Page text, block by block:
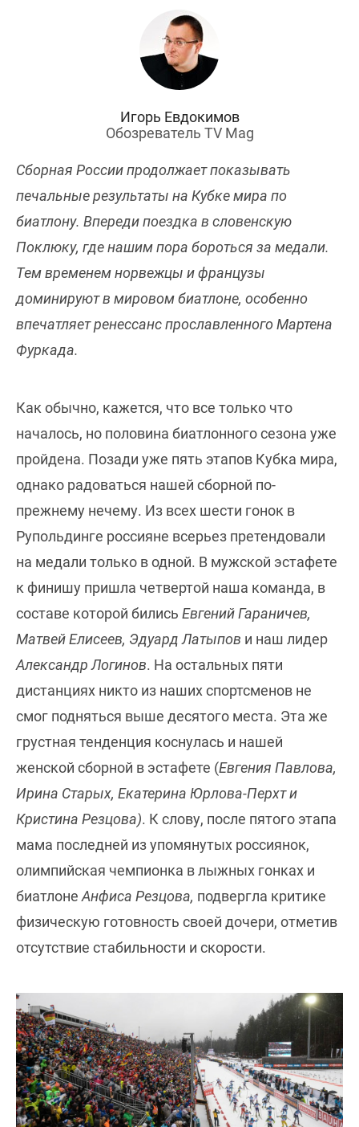
Игорь Евдокимов
Обозреватель TV Mag
Сборная России продолжает показывать
печальные результаты на Кубке мира по
биатлону. Впереди поездка в словенскую
Поклюку, где нашим пора бороться за медали.
Тем временем норвежцы и французы
доминируют в мировом биатлоне, особенно
впечатляет ренессанс прославленного Мартена
Фуркада.
Как обычно, кажется, что все только что
началось, но половина биатлонного сезона уже
пройдена. Позади уже пять этапов Кубка мира,
однако радоваться нашей сборной по-
прежнему нечему. Из всех шести гонок в
Рупольдинге россияне всерьез претендовали
на медали только в одной. В мужской эстафете
к финишу пришла четвертой наша команда, в
составе которой бились Евгений Гараничев,
Матвей Елисеев, Эдуард Латыпов и наш лидер
Александр Логинов. На остальных пяти
дистанциях никто из наших спортсменов не
смог подняться выше десятого места. Эта же
грустная тенденция коснулась и нашей
женской сборной в эстафете (Евгения Павлова,
Ирина Старых, Екатерина Юрлова-Перхт и
Кристина Резцова). К слову, после пятого этапа
мама последней из упомянутых россиянок,
олимпийская чемпионка в лыжных гонках и
биатлоне Анфиса Резцова, подвергла критике
физическую готовность своей дочери, отметив
отсутствие стабильности и скорости.